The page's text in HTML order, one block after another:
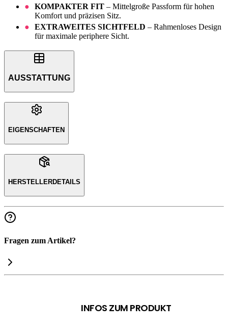
KOMPAKTER FIT – Mittelgroße Passform für hohen
Komfort und präzisen Sitz.
EXTRAWEITES SICHTFELD – Rahmenloses Design
für maximale periphere Sicht.
AUSSTATTUNG
EIGENSCHAFTEN
HERSTELLERDETAILS
Fragen zum Artikel?
INFOS ZUM PRODUKT